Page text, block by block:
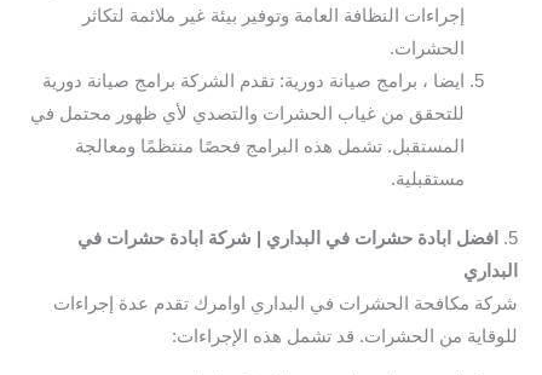
إجراءات النظافة العامة وتوفير بيئة غير ملائمة لتكاثر
الحشرات.
ايضا ، برامج صيانة دورية: تقدم الشركة برامج صيانة دورية
للتحقق من غياب الحشرات والتصدي لأي ظهور محتمل في
المستقبل. تشمل هذه البرامج فحصًا منتظمًا ومعالجة
مستقبلية.
5.
افضل ابادة حشرات في البداري | شركة ابادة حشرات في
البداري
شركة مكافحة الحشرات في البداري اوامرك تقدم عدة إجراءات
للوقاية من الحشرات. قد تشمل هذه الإجراءات: